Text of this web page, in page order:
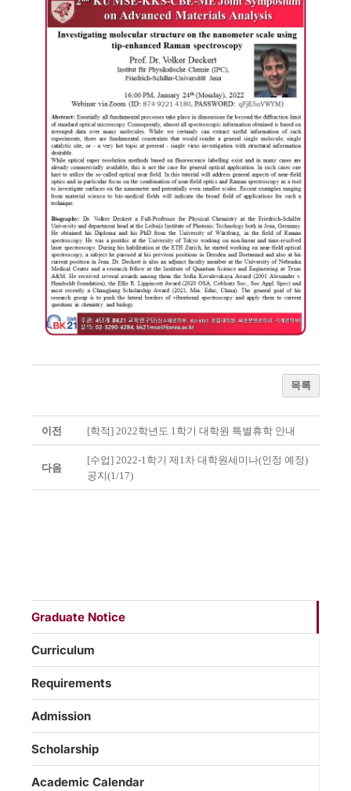
목록
이전 [학적] 2022학년도 1학기 대학원 특별휴학 안내
다음
[수업] 2022-1학기 제1차 대학원세미나(인정 예정)
공지(1/17)
Graduate Notice
Curriculum
Requirements
Admission
Scholarship
Academic Calendar